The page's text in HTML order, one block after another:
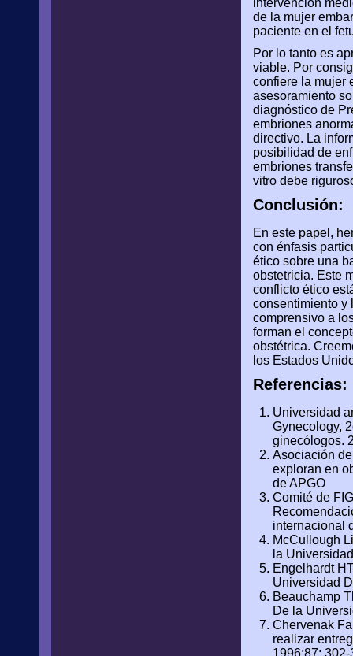
intervención
de la mujer
paciente en el
Por lo tanto es
viable. Por
confiere la mujer
asesoramiento
diagnóstico de
embriones
directivo. La
posibilidad de
embriones
vitro debe
Conclusión:
En este papel,
con énfasis
ético sobre una
obstetricia. Este
conflicto ético
consentimiento y
comprensivo a
forman el
obstétrica.
los Estados
Referencias:
Universidad
Gynecology,
ginecólogos.
Asociación
exploran en
de APGO
Comité de
internacional
McCullough
la
Engelhardt
Universidad
Beauchamp
De la
Chervenak
realizar
1996;87: 302-